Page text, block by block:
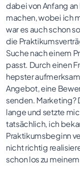
dabei von Anfang
machen, wobei ich
war es auch schon
die
Suche nach einem
passt. Durch einen
hepster
Angebot, eine
senden. Marketing?
lange und setzte
tatsächlich, ich
Praktikumsbeginn
nicht richtig
schon los zu